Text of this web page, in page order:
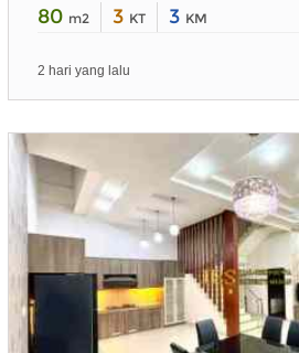
80 m2 3 KT 3 KM
2 hari yang lalu